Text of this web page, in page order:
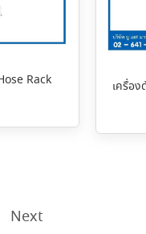
Rack
เครื่อง
Next